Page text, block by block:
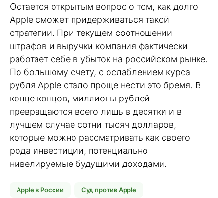
Остается открытым вопрос о том, как долго
Apple сможет придерживаться такой
стратегии. При текущем соотношении
штрафов и выручки компания фактически
работает себе в убыток на российском рынке.
По большому счету, с ослаблением курса
рубля Apple стало проще нести это бремя. В
конце концов, миллионы рублей
превращаются всего лишь в десятки и в
лучшем случае сотни тысяч долларов,
которые можно рассматривать как своего
рода инвестиции, потенциально
нивелируемые будущими доходами.
Apple в России Суд против Apple